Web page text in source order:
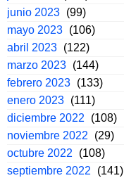
junio 2023 (99)
mayo 2023 (106)
abril 2023 (122)
marzo 2023 (144)
febrero 2023 (133)
enero 2023 (111)
diciembre 2022
(108)
noviembre 2022
(29)
octubre 2022
(108)
septiembre 2022
(141)